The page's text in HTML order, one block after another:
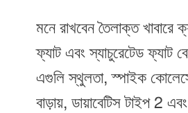
মনে রাখবেন তৈলাক্ত খাবারে
ফ্যাট এবং স্যাচুরেটেড ফ্যাট
এগুলি স্থুলতা, স্পাইক
বাড়ায়, ডায়াবেটিস টাইপ 2